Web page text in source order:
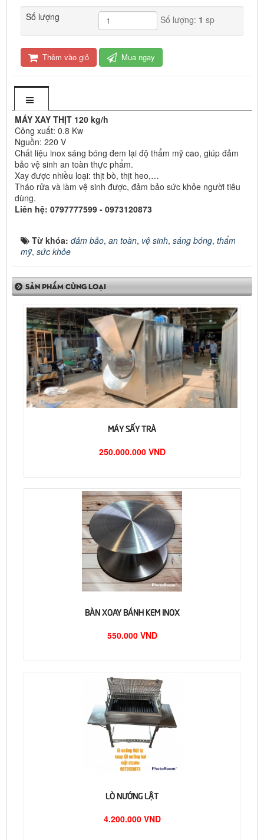
Số lượng Số lượng: 1 sp
Thêm vào giỏ Mua ngay
MÁY XAY THỊT 120 kg/h
Công xuất: 0.8 Kw
Nguồn: 220 V
Chất liệu inox sáng bóng đem lại độ thẩm mỹ cao, giúp đảm
bảo vệ sinh an toàn thực phẩm.
Xay được nhiều loại: thịt bò, thịt heo,…
Tháo rửa và làm vệ sinh được, đảm bảo sức khỏe người tiêu
dùng.
Liên hệ: 0797777599 - 0973120873
Từ khóa: đảm bảo, an toàn, vệ sinh, sáng bóng, thẩm
mỹ, sức khỏe
SẢN PHẨM CÙNG LOẠI
MÁY SẤY TRÀ
250.000.000 VND
BÀN XOAY BÁNH KEM INOX
550.000 VND
LÒ NƯỚNG LẬT
4.200.000 VND